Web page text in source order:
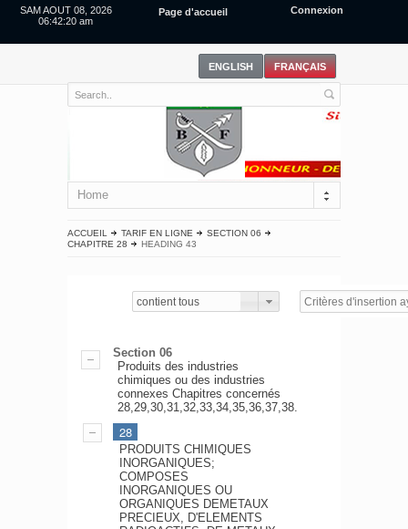
SAM AOUT 08, 2026
06:42:20 am
Page d'accueil Connexion
Home
ACCUEIL TARIF EN LIGNE
SECTION 06
CHAPITRE 28
HEADING 43
contient tous
Section 06
Produits des industries
chimiques ou des industries
connexes Chapitres concernés
28,29,30,31,32,33,34,35,36,37,38.
28
PRODUITS CHIMIQUES
INORGANIQUES;
COMPOSES
INORGANIQUES OU
ORGANIQUES DEMETAUX
PRECIEUX, D'ELEMENTS